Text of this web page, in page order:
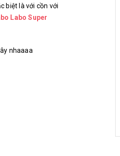
biệt là với cồn với
Labo Super
nhaaaa